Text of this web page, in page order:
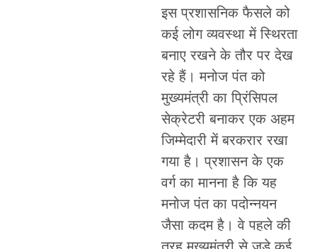
इस प्रशासनिक फैसले को
कई लोग व्यवस्था में स्थिरता
बनाए रखने के तौर पर देख
रहे हैं। मनोज पंत को
मुख्यमंत्री का प्रिंसिपल
सेक्रेटरी बनाकर एक अहम
जिम्मेदारी में बरकरार रखा
गया है। प्रशासन के एक
वर्ग का मानना है कि यह
मनोज पंत का पदोन्नयन
जैसा कदम है। वे पहले की